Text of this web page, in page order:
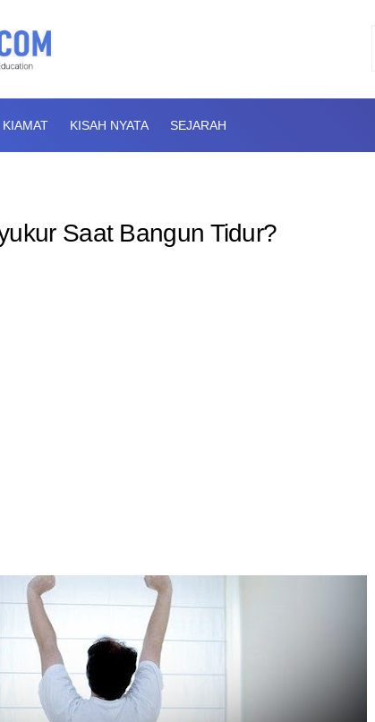
KIAMAT KISAH NYATA SEJARAH
Saat Bangun Tidur?